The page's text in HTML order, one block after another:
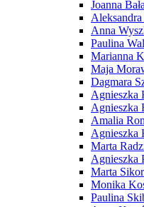
Joanna Bała
Anna
Paulina
Marianna
Maja
Dagmara
Agnieszka
Agnieszka
Amalia
Agnieszka
Marta
Agnieszka
Marta
Monika
Paulina